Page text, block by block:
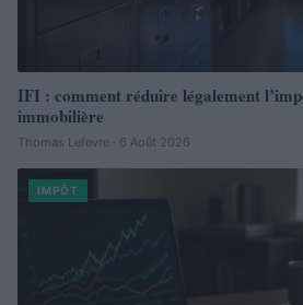
IFI : comment réduire légalement
immobilière
Thomas Lefevre · 6 Août 2026
IMPÔT